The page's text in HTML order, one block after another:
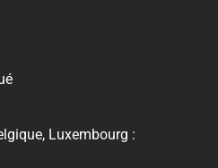
Luxembourg :